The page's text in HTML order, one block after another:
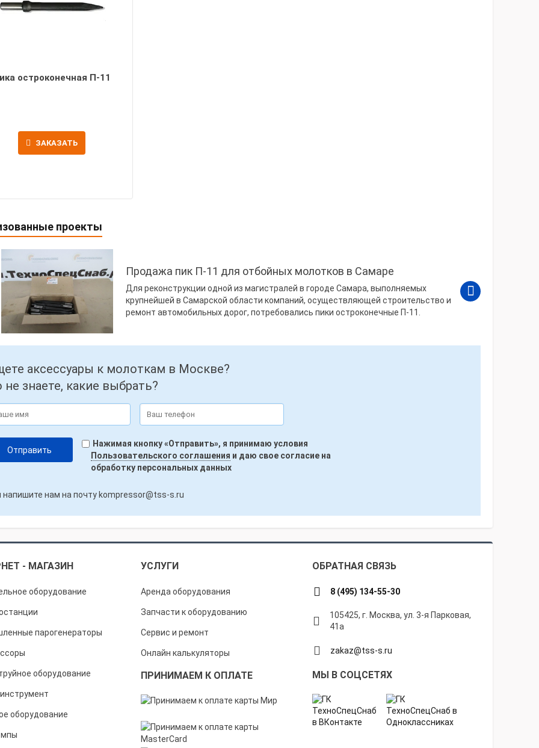
остроконечная П-11
ЗАКАЗАТЬ
проекты
Продажа пик П-11 для отбойных молотков в Самаре
Для реконструкции одной из магистралей в городе Самара, выполняемых
крупнейшей в Самарской области компаний, осуществляющей строительство и
ремонт автомобильных дорог, потребовались пики остроконечные П-11.
аксессуары к молоткам в Москве?
знаете, какие выбрать?
Нажимая кнопку «Отправить», я принимаю условия
Пользовательского соглашения и даю свое согласие на
обработку персональных данных
напишите нам на почту kompressor@tss-s.ru
- МАГАЗИН УСЛУГИ ОБРАТНАЯ СВЯЗЬ
оборудование
парогенераторы
оборудование
оборудование
Аренда оборудования
Запчасти к оборудованию
Сервис и ремонт
Онлайн калькуляторы
ПРИНИМАЕМ К ОПЛАТЕ
8 (495) 134-55-30
105425, г. Москва, ул. 3-я Парковая,
41а
zakaz@tss-s.ru
МЫ В СОЦСЕТЯХ